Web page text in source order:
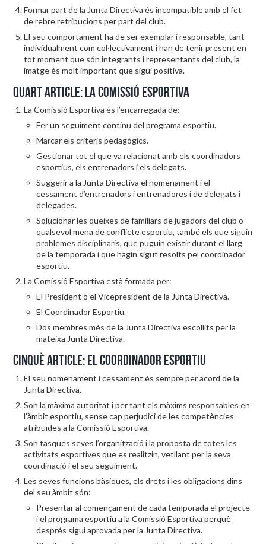
Formar part de la Junta Directiva és incompatible amb el fet
de rebre retribucions per part del club.
El seu comportament ha de ser exemplar i responsable, tant
individualment com col·lectivament i han de tenir present en
tot moment que són integrants i representants del club, la
imatge és molt important que sigui positiva.
Quart article: La Comissió Esportiva
La Comissió Esportiva és l’encarregada de:
Fer un seguiment continu del programa esportiu.
Marcar els criteris pedagògics.
Gestionar tot el que va relacionat amb els coordinadors
esportius, els entrenadors i els delegats.
Suggerir a la Junta Directiva el nomenament i el
cessament d’entrenadors i entrenadores i de delegats i
delegades.
Solucionar les queixes de familiars de jugadors del club o
qualsevol mena de conflicte esportiu, també els que siguin
problemes disciplinaris, que puguin existir durant el llarg
de la temporada i que hagin sigut resolts pel coordinador
esportiu.
La Comissió Esportiva està formada per:
El President o el Vicepresident de la Junta Directiva.
El Coordinador Esportiu.
Dos membres més de la Junta Directiva escollits per la
mateixa Junta Directiva.
Cinquè article: El Coordinador Esportiu
El seu nomenament i cessament és sempre per acord de la
Junta Directiva.
Son la màxima autoritat i per tant els màxims responsables en
l’àmbit esportiu, sense cap perjudici de les competències
atribuïdes a la Comissió Esportiva.
Son tasques seves l’organització i la proposta de totes les
activitats esportives que es realitzin, vetllant per la seva
coordinació i el seu seguiment.
Les seves funcions bàsiques, els drets i les obligacions dins
del seu àmbit són:
Presentar al començament de cada temporada el projecte
i el programa esportiu a la Comissió Esportiva perquè
després sigui aprovada per la Junta Directiva.